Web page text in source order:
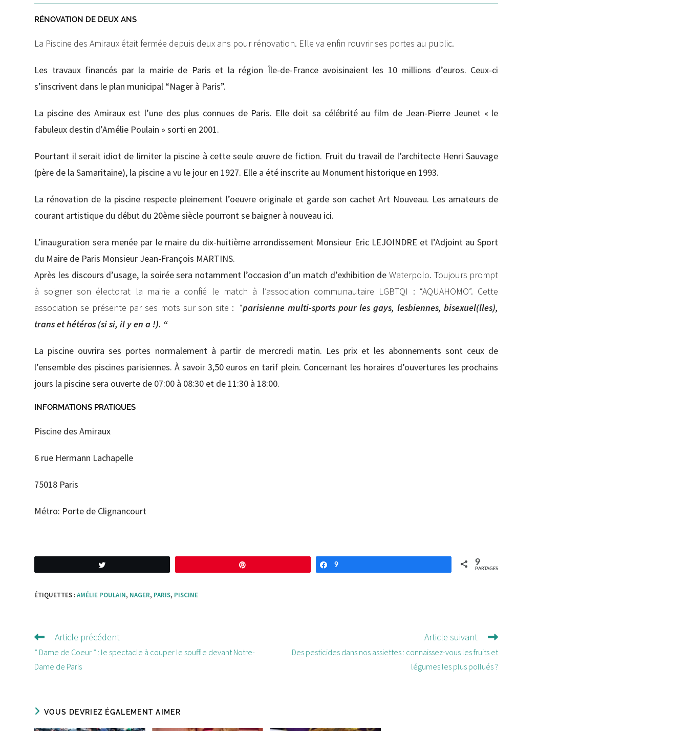
RÉNOVATION DE DEUX ANS
La Piscine des Amiraux était fermée depuis deux ans pour rénovation. Elle va enfin rouvrir ses portes au public.
Les travaux financés par la mairie de Paris et la région Île-de-France avoisinaient les 10 millions d’euros. Ceux-ci
s’inscrivent dans le plan municipal “Nager à Paris”.
La piscine des Amiraux est l’une des plus connues de Paris. Elle doit sa célébrité au film de Jean-Pierre Jeunet « le
fabuleux destin d’Amélie Poulain » sorti en 2001.
Pourtant il serait idiot de limiter la piscine à cette seule œuvre de fiction. Fruit du travail de l’architecte Henri Sauvage
(père de la Samaritaine), la piscine a vu le jour en 1927. Elle a été inscrite au Monument historique en 1993.
La rénovation de la piscine respecte pleinement l’oeuvre originale et garde son cachet Art Nouveau. Les amateurs de
courant artistique du début du 20ème siècle pourront se baigner à nouveau ici.
L’inauguration sera menée par le maire du dix-huitième arrondissement Monsieur Eric LEJOINDRE et l’Adjoint au Sport
du Maire de Paris Monsieur Jean-François MARTINS.
Après les discours d’usage, la soirée sera notamment l’occasion d’un match d’exhibition de Waterpolo. Toujours prompt
à soigner son électorat la mairie a confié le match à l’association communautaire LGBTQI : “AQUAHOMO”. Cette
association se présente par ses mots sur son site : “parisienne multi-sports pour les gays, lesbiennes, bisexuel(lles),
trans et hétéros (si si, il y en a !). “
La piscine ouvrira ses portes normalement à partir de mercredi matin. Les prix et les abonnements sont ceux de
l’ensemble des piscines parisiennes. À savoir 3,50 euros en tarif plein. Concernant les horaires d’ouvertures les prochains
jours la piscine sera ouverte de 07:00 à 08:30 et de 11:30 à 18:00.
INFORMATIONS PRATIQUES
Piscine des Amiraux
6 rue Hermann Lachapelle
75018 Paris
Métro: Porte de Clignancourt
Partagez
9 9
PARTAGES
ÉTIQUETTES :AMÉLIE POULAIN, NAGER, PARIS, PISCINE
Lire
d'autres
articles
Article précédent
” Dame de Coeur ” : le spectacle à couper le souffle devant Notre-
Dame de Paris
Article suivant
Des pesticides dans nos assiettes : connaissez-vous les fruits et
légumes les plus pollués ?
VOUS DEVRIEZ ÉGALEMENT AIMER